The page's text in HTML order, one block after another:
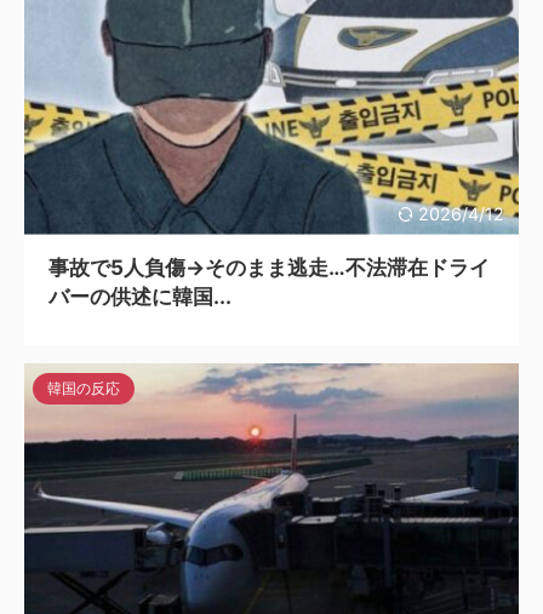
2026/4/12
事故で5人負傷→そのまま逃走…不法滞在ドライ
バーの供述に韓国...
韓国の反応